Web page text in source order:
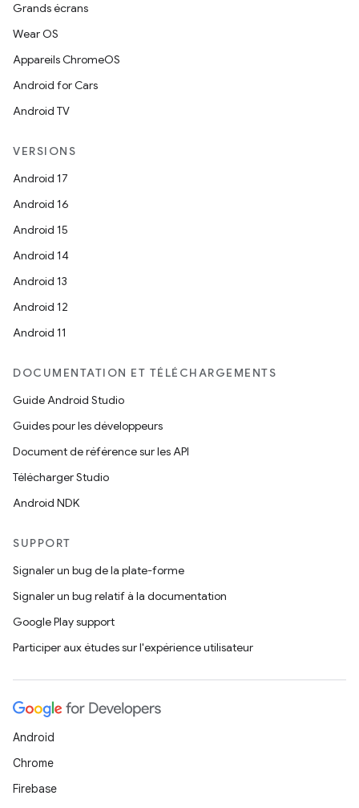
Grands écrans
Wear OS
Appareils ChromeOS
Android for Cars
Android TV
VERSIONS
Android 17
Android 16
Android 15
Android 14
Android 13
Android 12
Android 11
DOCUMENTATION ET TÉLÉCHARGEMENTS
Guide Android Studio
Guides pour les développeurs
Document de référence sur les API
Télécharger Studio
Android NDK
SUPPORT
Signaler un bug de la plate-forme
Signaler un bug relatif à la documentation
Google Play support
Participer aux études sur l'expérience utilisateur
Android
Chrome
Firebase